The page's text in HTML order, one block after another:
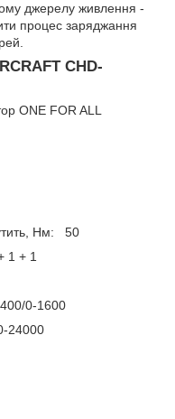
джерелу живлення -
процес заряджання
CHD-
ONE FOR ALL
Нм: 50
1 + 1
0-1600
24000